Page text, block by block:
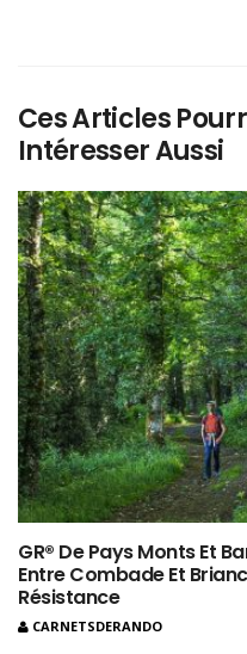
Ces Articles
Intéresser Aussi
GR® De Pays Monts Et
Entre Combade Et
Résistance
CARNETSDERANDO